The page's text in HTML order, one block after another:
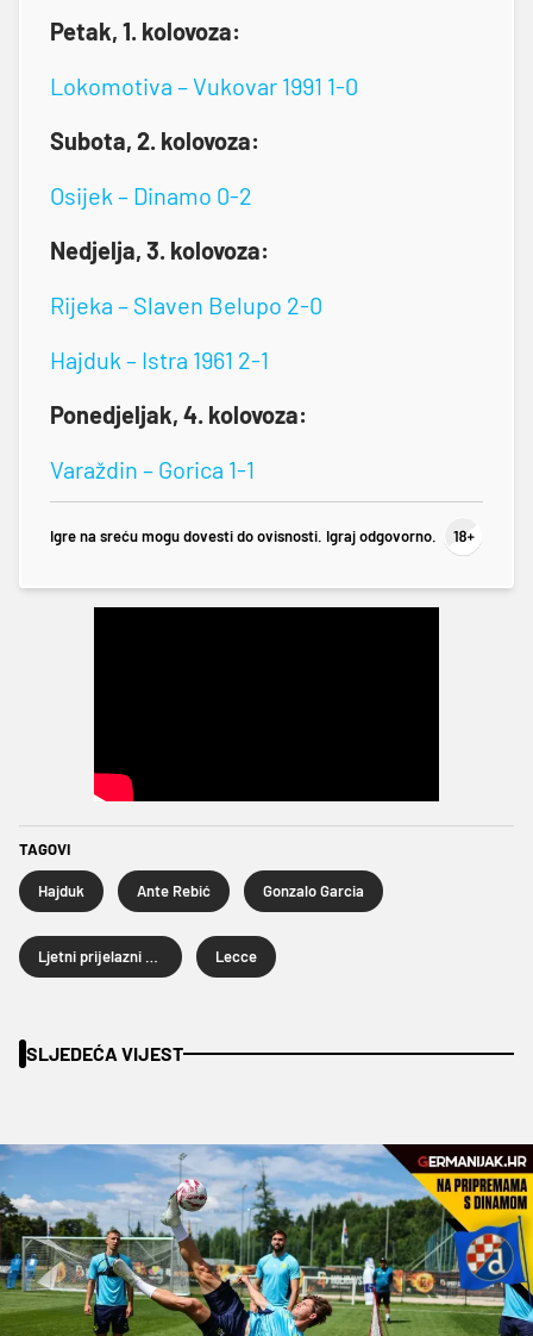
Petak, 1. kolovoza:
Lokomotiva – Vukovar 1991 1-0
Subota, 2. kolovoza:
Osijek – Dinamo 0-2
Nedjelja, 3. kolovoza:
Rijeka – Slaven Belupo 2-0
Hajduk – Istra 1961 2-1
Ponedjeljak, 4. kolovoza:
Varaždin – Gorica 1-1
Igre na sreću mogu dovesti do ovisnosti. Igraj odgovorno.
TAGOVI
Hajduk Ante Rebić Gonzalo Garcia
Lecce
SLJEDEĆA VIJEST